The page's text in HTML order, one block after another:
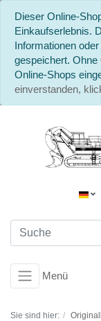
Dieser Online-
Einkaufserlebnis.
Informationen
gespeichert.
Online-Shops
einverstanden,
Menü
Sie sind hier: